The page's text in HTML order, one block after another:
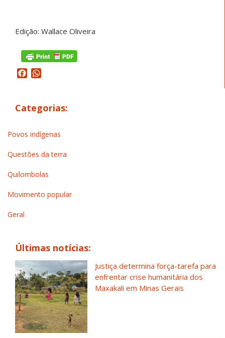
Edição: Wallace Oliveira
Facebook
Categorias:
Povos indígenas
Questões da terra
Quilombolas
Movimento popular
Geral
Últimas notícias:
Justiça determina força-tarefa para
enfrentar crise humanitária dos
Maxakali em Minas Gerais